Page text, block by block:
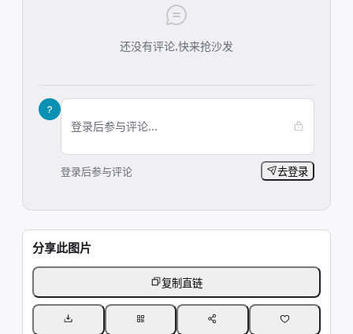
还没有评论,快来抢沙发
?
登录后参与评论...
登录后参与评论 去登录
分享此图片
复制直链